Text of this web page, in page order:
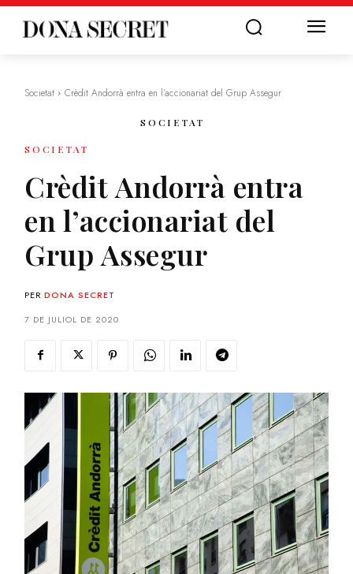
Societat Crèdit Andorrà entra en l’accionariat del Grup Assegur
SOCIETAT
SOCIETAT
Crèdit Andorrà entra
en l’accionariat del
Grup Assegur
PER DONA SECRET
7 DE JULIOL DE 2020